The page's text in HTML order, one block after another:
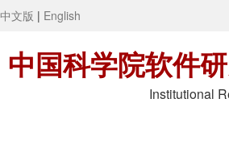
中文版 | English
中国科学院软件
Institutional